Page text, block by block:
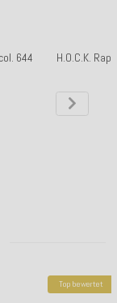
644
H.O.C.K.
Top bewertet